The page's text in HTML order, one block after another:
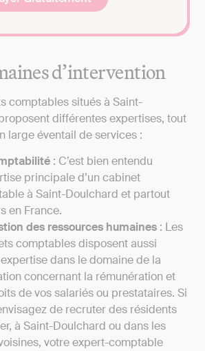
d’intervention
comptables situés à Saint-
différentes expertises, tout
large éventail de services :
: C’est bien entendu
principale d’un cabinet
à Saint-Doulchard et partout
en France.
des ressources humaines : Les
comptables disposent aussi
expertise dans le domaine de la
concernant la rémunération et
de vos salariés ou prestataires. Si
de recruter des résidents
à Saint-Doulchard ou dans les
votre expert-comptable